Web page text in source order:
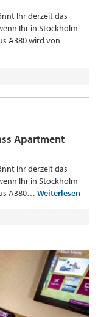
Ihr derzeit das
Ihr in Stockholm
A380 wird von
Apartment
Ihr derzeit das
Ihr in Stockholm
A380… Weiterlesen